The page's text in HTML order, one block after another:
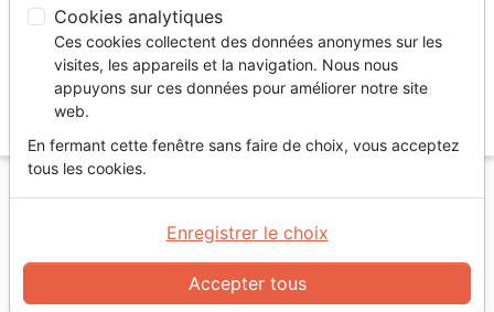
Accueil Livres Formation
Adultes
Introduction au counseling biblique - Comprendre
et conseiller les gens bibliquement
Introduction au counseling biblique
Cookies analytiques
Ces cookies collectent des données anonymes sur les
visites, les appareils et la navigation. Nous nous
appuyons sur ces données pour améliorer notre site
web.
En fermant cette fenêtre sans faire de choix, vous acceptez
tous les cookies.
Accepter tous
Enregistrer le choix